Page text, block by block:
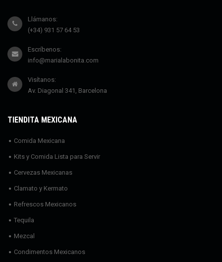
Llámanos:
(+34) 931 57 64 53
Escríbenos:
info@marialabonita.com
Visítanos:
Av. Diagonal 341, Barcelona
TIENDITA MEXICANA
Comida Mexicana
Kits y Comida Lista para Servir
Cervezas Mexicanas
Clamato y Kermato
Refrescos Mexicanos
Tequila
Mezcal
Condimentos Mexicanos